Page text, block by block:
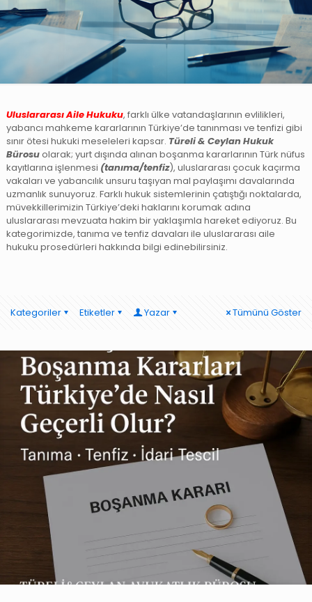
Uluslararası Aile Hukuku, farklı ülke vatandaşlarının evlilikleri,
yabancı mahkeme kararlarının Türkiye’de tanınması ve tenfizi gibi
sınır ötesi hukuki meseleleri kapsar. Türeli & Ceylan Hukuk
Bürosuolarak; yurt dışında alınan boşanma kararlarının Türk nüfus
kayıtlarına işlenmesi (tanıma/tenfiz), uluslararası çocuk kaçırma
vakaları ve yabancılık unsuru taşıyan mal paylaşımı davalarında
uzmanlık sunuyoruz. Farklı hukuk sistemlerinin çatıştığı noktalarda,
müvekkillerimizin Türkiye’deki haklarını korumak adına
uluslararası mevzuata hakim bir yaklaşımla hareket ediyoruz. Bu
kategorimizde, tanıma ve tenfiz davaları ile uluslararası aile
hukuku prosedürleri hakkında bilgi edinebilirsiniz.
Kategoriler Etiketler Yazar Tümünü Göster